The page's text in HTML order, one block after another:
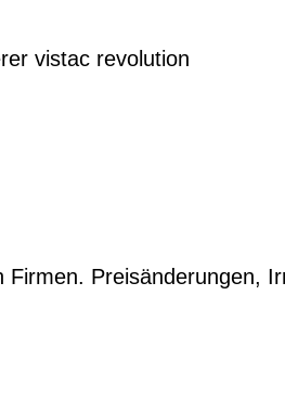
vistac revolution
Preisänderungen,